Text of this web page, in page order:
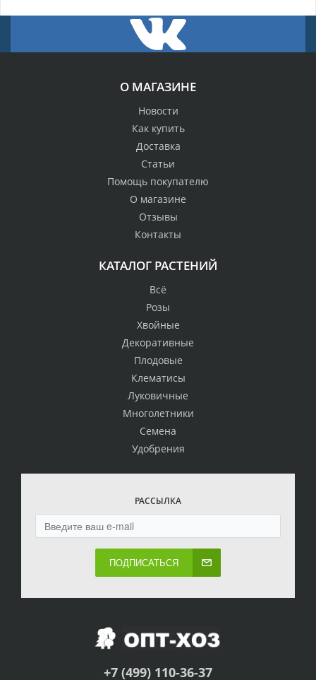
О МАГАЗИНЕ
Новости
Как купить
Доставка
Статьи
Помощь покупателю
О магазине
Отзывы
Контакты
КАТАЛОГ РАСТЕНИЙ
Всё
Розы
Хвойные
Декоративные
Плодовые
Клематисы
Луковичные
Многолетники
Семена
Удобрения
РАССЫЛКА
ПОДПИСАТЬСЯ
+7 (499) 110-36-37